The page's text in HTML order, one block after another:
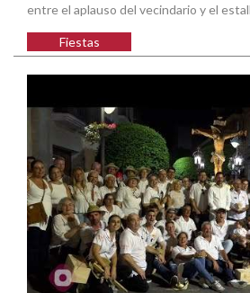
entre el aplauso del vecindario y el
Fiestas